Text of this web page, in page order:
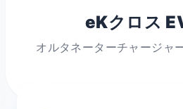
eKクロス
オルタネーターチャージャ